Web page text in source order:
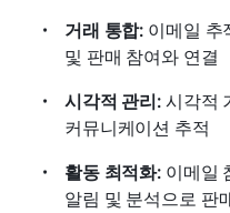
거래 통합: 이메일 추
및 판매 참여와 연결
시각적 관리: 시각적
커뮤니케이션 추적
활동 최적화: 이메일
알림 및 분석으로 판